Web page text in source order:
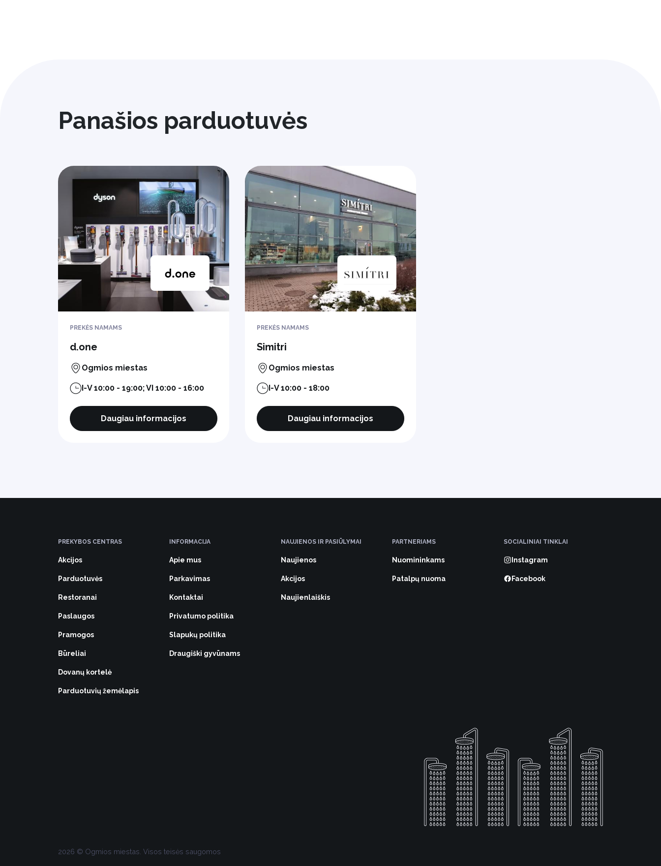
Panašios parduotuvės
PREKĖS NAMAMS
d.one
Ogmios miestas
I-V 10:00 - 19:00; VI 10:00 - 16:00
Daugiau informacijos
PREKĖS NAMAMS
Simitri
Ogmios miestas
I-V 10:00 - 18:00
Daugiau informacijos
PREKYBOS CENTRAS
Akcijos
Parduotuvės
Restoranai
Paslaugos
Pramogos
Būreliai
Dovanų kortelė
Parduotuvių žemėlapis
INFORMACIJA
Apie mus
Parkavimas
Kontaktai
Privatumo politika
Slapukų politika
Draugiški gyvūnams
NAUJIENOS IR PASIŪLYMAI
Naujienos
Akcijos
Naujienlaiškis
PARTNERIAMS
Nuomininkams
Patalpų nuoma
SOCIALINIAI TINKLAI
Instagram
Facebook
2026 © Ogmios miestas. Visos teisės saugomos